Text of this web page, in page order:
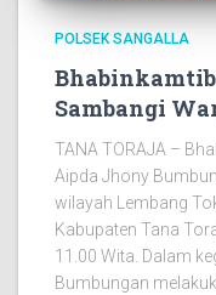
POLSEK SANGALLA
Sambangi
TANA TORAJA –
Aipda Jhony
wilayah Lembang
Kabupaten Tana
11.00 Wita. Dalam
Bumbungan